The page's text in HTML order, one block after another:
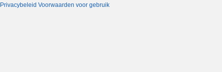
Privacybeleid Voorwaarden voor gebruik